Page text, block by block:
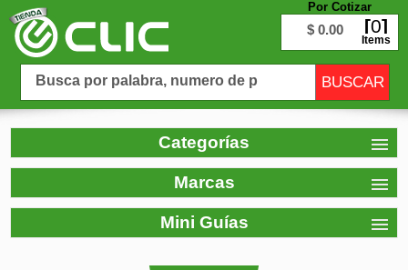
Por Cotizar
$ 0.00 0
Items
Categorías
Marcas
Mini Guías